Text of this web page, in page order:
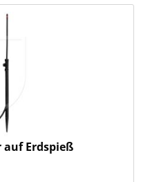
auf Erdspieß